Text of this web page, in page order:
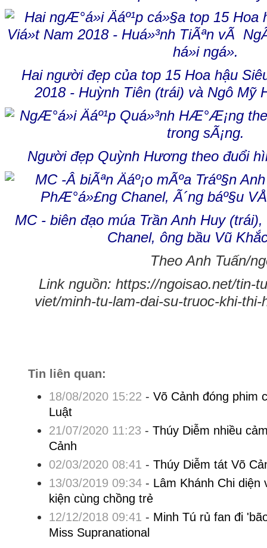
Hai người đẹp của top 15 Hoa hậu
2018 - Huỳnh Tiên (trái) và Ngô Mỹ
Người đẹp Quỳnh Hương theo đuổi
MC - biên đạo múa Trần Anh Huy
Chanel, ông bầu Vũ
Theo Anh Tuấn/
Link nguồn: https://ngoisao.net/tin-
viet/minh-tu-lam-dai-su-truoc-khi-
Tin liên quan:
18/08/2020 15:22 - Võ Cảnh đóng phim
Luật
21/07/2020 11:23 - Thúy Diễm nhiều
Cảnh
02/03/2020 08:41 - Thúy Diễm tát Võ
13/03/2019 09:34- Lâm Khánh Chi
kiện cùng chồng trẻ
12/12/2018 09:41 - Minh Tú rủ fan đi
Miss Supranational